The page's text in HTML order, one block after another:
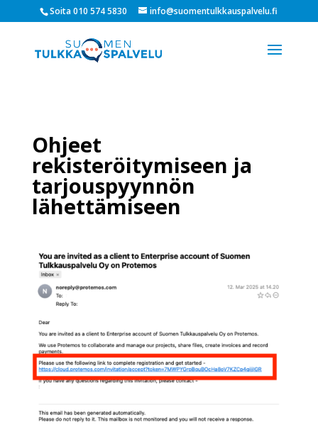
Soita 010 574 5830 info@suomentulkkauspalvelu.fi
Ohjeet
rekisteröitymiseen ja
tarjouspyynnön
lähettämiseen